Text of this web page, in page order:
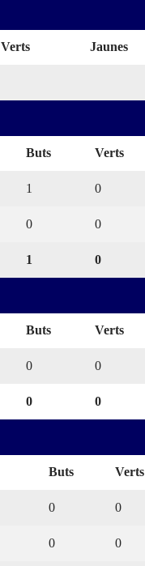
Verts Jaunes
Buts Verts
1 0
0 0
1 0
Buts Verts
0 0
0 0
Buts Verts
0 0
0 0